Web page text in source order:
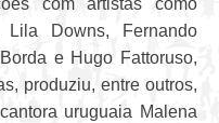
com artistas como
Lila Downs, Fernando
e Hugo Fattoruso,
produziu, entre outros,
uruguaia Malena